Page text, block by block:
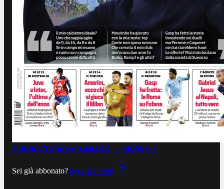
ABBONATI ORA A €0,99LEGGI IL GIORNALE
Sei già abbonato?Accedi e leggi